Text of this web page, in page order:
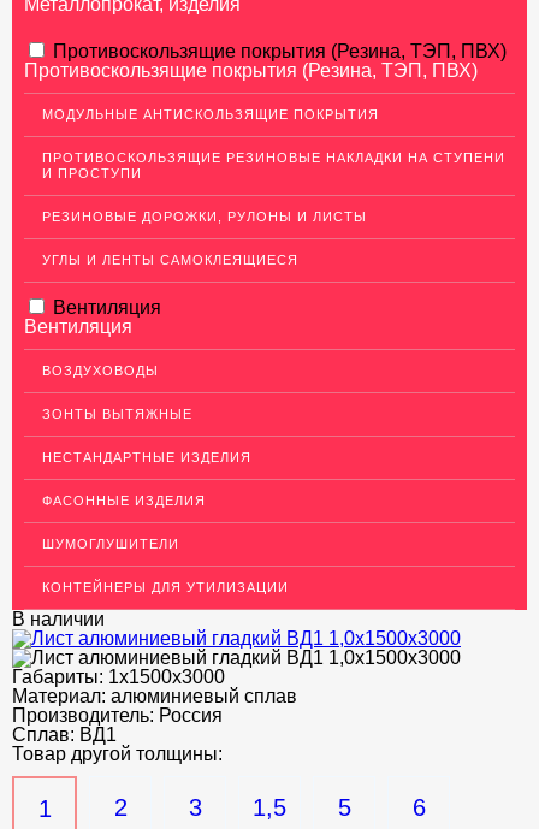
Металлопрокат, изделия
АЛЮМИНИЕВЫЙ ПРОКАТ
Перфорированный лист
Алюминиевые листы
Гладкие алюминиевые листы
Рифленые алюминиевые листы
Алюминиевые профили
Алюминиевые трубы
Профиль для гипсокартона, МДФ, панелей
ЭЛЕКТРОДЫ
ДЕКОРАТИВНЫЙ УГОЛОК
МЕТАЛЛИЧЕСКИЕ ПОРОГИ НАПОЛЬНЫЕ (ДЛЯ ПОЛА),
РАСКЛАДКА, ПЛИНТУС
Противоскользящие покрытия (Резина, ТЭП, ПВХ)
Противоскользящие покрытия (Резина, ТЭП, ПВХ)
МОДУЛЬНЫЕ АНТИСКОЛЬЗЯЩИЕ ПОКРЫТИЯ
ПРОТИВОСКОЛЬЗЯЩИЕ РЕЗИНОВЫЕ НАКЛАДКИ НА СТУПЕНИ
И ПРОСТУПИ
РЕЗИНОВЫЕ ДОРОЖКИ, РУЛОНЫ И ЛИСТЫ
УГЛЫ И ЛЕНТЫ САМОКЛЕЯЩИЕСЯ
Вентиляция
Вентиляция
ВОЗДУХОВОДЫ
ЗОНТЫ ВЫТЯЖНЫЕ
НЕСТАНДАРТНЫЕ ИЗДЕЛИЯ
ФАСОННЫЕ ИЗДЕЛИЯ
ШУМОГЛУШИТЕЛИ
КОНТЕЙНЕРЫ ДЛЯ УТИЛИЗАЦИИ
В наличии
Габариты: 1х1500х3000
Материал: алюминиевый сплав
Производитель: Россия
Сплав: ВД1
Товар другой толщины:
1 2 3 1,5 5 6